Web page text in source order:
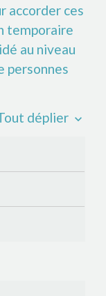
accorder ces
temporaire
au niveau
personnes
déplier keyboard_arrow_down